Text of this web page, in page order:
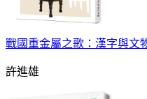
戰國重金屬之歌：漢字與文
許進雄